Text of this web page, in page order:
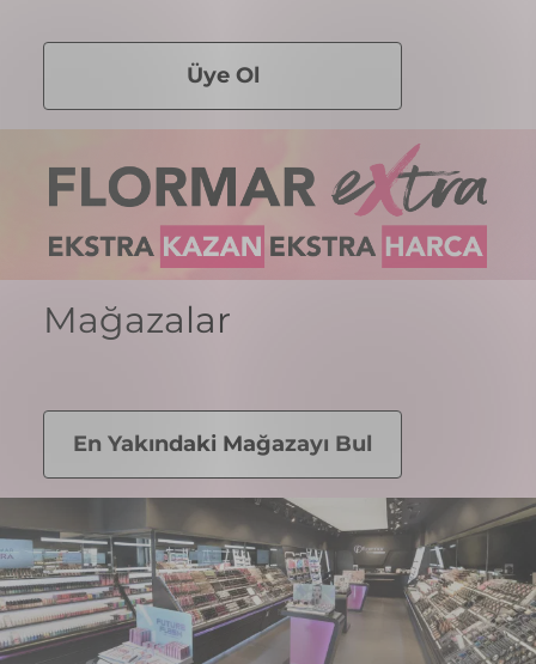
Üye Ol
Mağazalar
En Yakındaki Mağazayı Bul